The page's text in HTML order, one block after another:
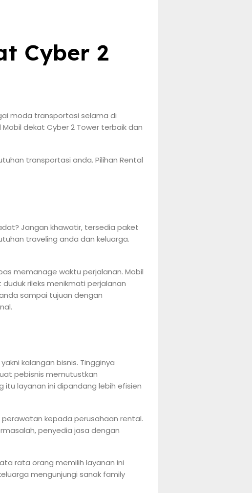
Cyber 2
moda transportasi selama di
dekat Cyber 2 Tower terbaik dan
transportasi anda. Pilihan Rental
Jangan khawatir, tersedia paket
traveling anda dan keluarga.
memanage waktu perjalanan. Mobil
rileks menikmati perjalanan
sampai tujuan dengan
kalangan bisnis. Tingginya
pebisnis memutustkan
itu layanan ini dipandang lebih efisien
kepada perusahaan rental.
penyedia jasa dengan
rata orang memilih layanan ini
mengunjungi sanak family